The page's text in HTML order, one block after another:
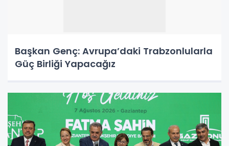
Başkan Genç: Avrupa’daki Trabzonlularla
Güç Birliği Yapacağız